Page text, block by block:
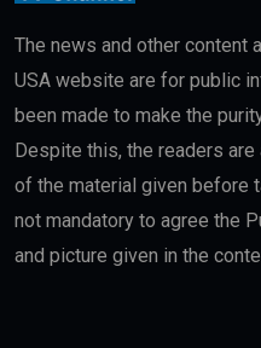
The news and other content
USA website are for public
been made to make the
Despite this, the readers
of the material given before
not mandatory to agree the
and picture given in the